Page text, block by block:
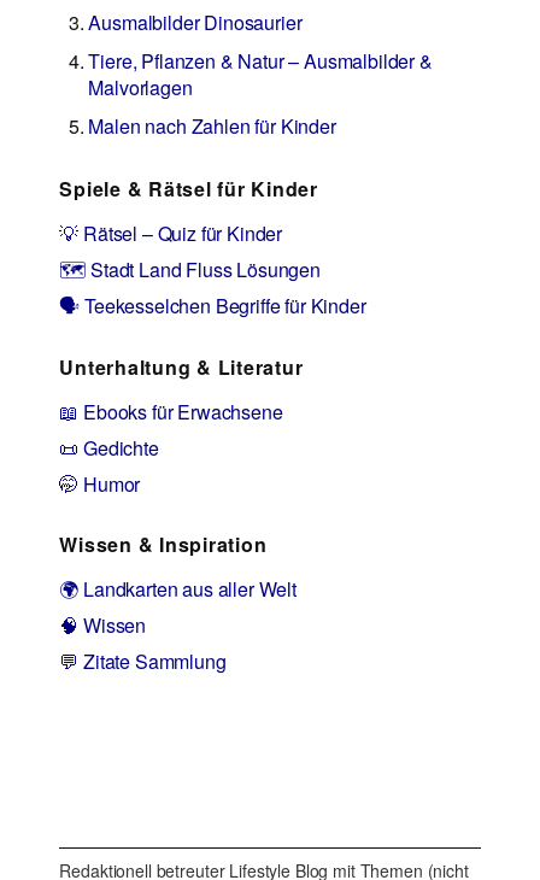
Ausmalbilder Dinosaurier
Tiere, Pflanzen & Natur – Ausmalbilder &
Malvorlagen
Malen nach Zahlen für Kinder
Spiele & Rätsel für Kinder
💡 Rätsel – Quiz für Kinder
🗺️ Stadt Land Fluss Lösungen
🗣️ Teekesselchen Begriffe für Kinder
Unterhaltung & Literatur
📖 Ebooks für Erwachsene
📜 Gedichte
🤭 Humor
Wissen & Inspiration
🌍 Landkarten aus aller Welt
🧠 Wissen
💬 Zitate Sammlung
Redaktionell betreuter Lifestyle Blog mit Themen (nicht